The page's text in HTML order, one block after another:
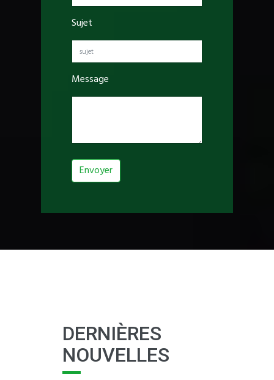
Sujet
Message
Envoyer
DERNIÈRES
NOUVELLES